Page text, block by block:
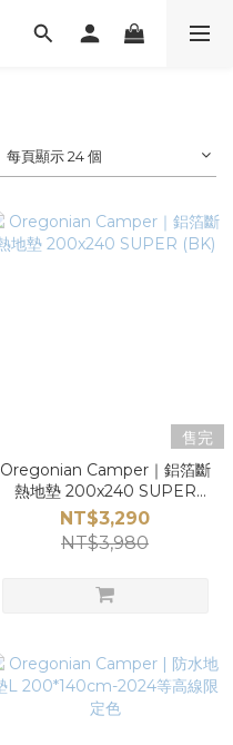
每頁顯示 24 個
售完
Oregonian Camper｜鋁箔斷
熱地墊 200x240 SUPER
(BK)
NT$3,290
NT$3,980